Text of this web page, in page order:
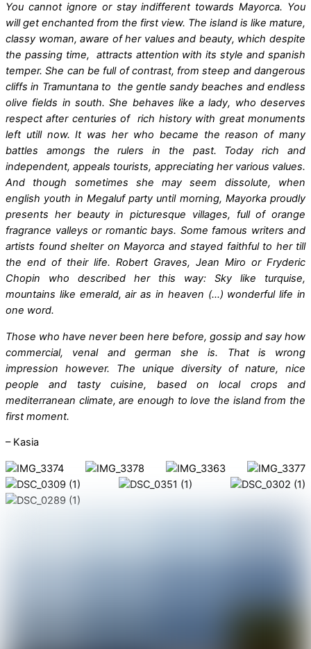
You cannot ignore or stay indifferent towards Mayorca. You
will get enchanted from the first view. The island is like mature,
classy woman, aware of her values and beauty, which despite
the passing time, attracts attention with its style and spanish
temper. She can be full of contrast, from steep and dangerous
cliffs in Tramuntana to the gentle sandy beaches and endless
olive fields in south. She behaves like a lady, who deserves
respect after centuries of rich history with great monuments
left utill now. It was her who became the reason of many
battles amongs the rulers in the past. Today rich and
independent, appeals tourists, appreciating her various values.
And though sometimes she may seem dissolute, when
english youth in Megaluf party until morning, Mayorka proudly
presents her beauty in picturesque villages, full of orange
fragrance valleys or romantic bays. Some famous writers and
artists found shelter on Mayorca and stayed faithful to her till
the end of their life. Robert Graves, Jean Miro or Fryderic
Chopin who described her this way: Sky like turquise,
mountains like emerald, air as in heaven (…) wonderful life in
one word.
Those who have never been here before, gossip and say how
commercial, venal and german she is. That is wrong
impression however. The unique diversity of nature, nice
people and tasty cuisine, based on local crops and
mediterranean climate, are enough to love the island from the
first moment.
– Kasia